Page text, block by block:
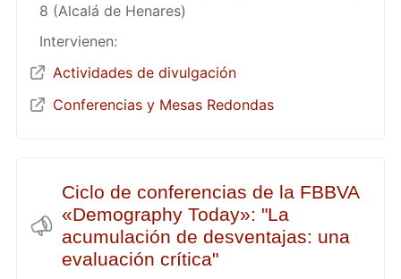
8 (Alcalá de Henares)
Intervienen:
Actividades de divulgación
Conferencias y Mesas Redondas
Ciclo de conferencias de la FBBVA
«Demography Today»: "La
acumulación de desventajas: una
evaluación crítica"